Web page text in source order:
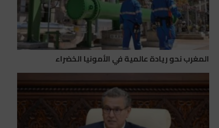
المغرب نحو ريادة عالمية في الأمونيا الخضراء